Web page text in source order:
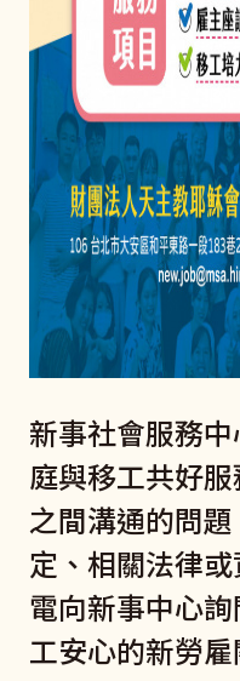
新事社會服務
庭與移工共好
之間溝通的問
定、相關法律
電向新事中心
工安心的新勞